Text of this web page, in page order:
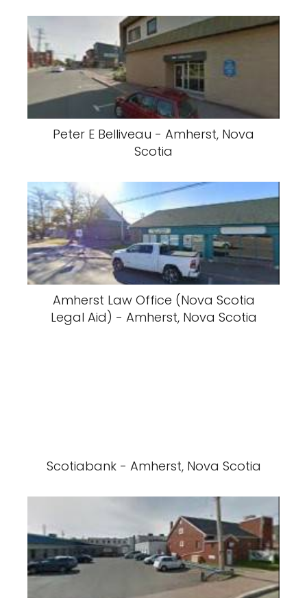
Peter E Belliveau - Amherst, Nova
Scotia
Amherst Law Office (Nova Scotia
Legal Aid) - Amherst, Nova Scotia
Scotiabank - Amherst, Nova Scotia